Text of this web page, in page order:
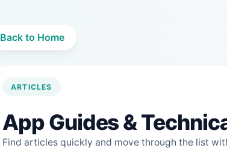
Back to Home
ARTICLES
App Guides &
Find articles quickly and move through the list